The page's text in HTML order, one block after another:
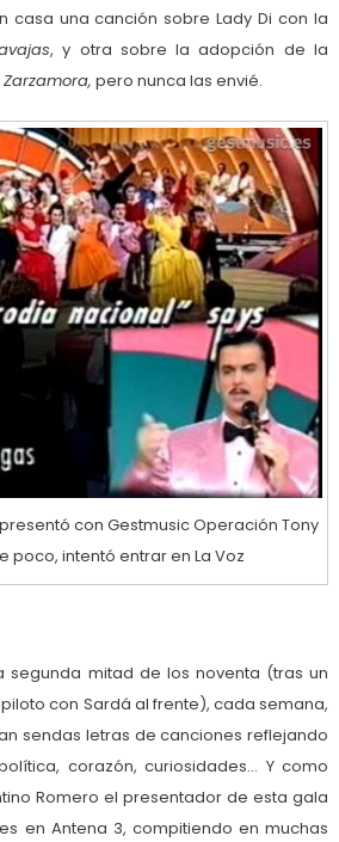
casa una canción sobre Lady Di con la
, y otra sobre la adopción de la
Zarzamora, pero nunca las envié.
con Gestmusic Operación Tony
poco, intentó entrar en La Voz
segunda mitad de los noventa (tras un
con Sardá al frente), cada semana,
sendas letras de canciones reflejando
corazón, curiosidades… Y como
Romero el presentador de esta gala
en Antena 3, compitiendo en muchas